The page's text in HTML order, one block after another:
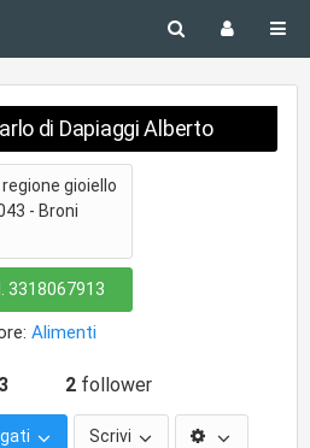
di Dapiaggi Alberto
gioiello
- Broni
3318067913
Alimenti
3 2 follower
Scrivi